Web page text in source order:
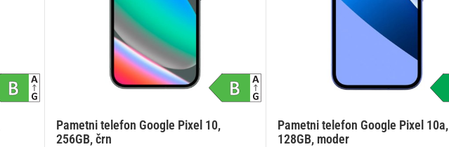
Pametni telefon Google Pixel 10,
256GB, črn
Pametni telefon Google Pixel 10a,
128GB, moder